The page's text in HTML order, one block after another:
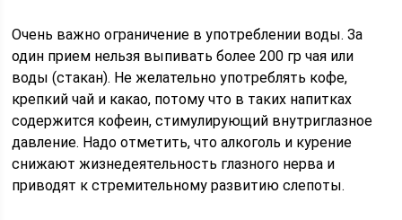
Очень важно ограничение в употреблении воды. За
один прием нельзя выпивать более 200 гр чая или
воды (стакан). Не желательно употреблять кофе,
крепкий чай и какао, потому что в таких напитках
содержится кофеин, стимулирующий внутриглазное
давление. Надо отметить, что алкоголь и курение
снижают жизнедеятельность глазного нерва и
приводят к стремительному развитию слепоты.